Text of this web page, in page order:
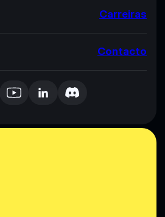
Carreiras
Contacto